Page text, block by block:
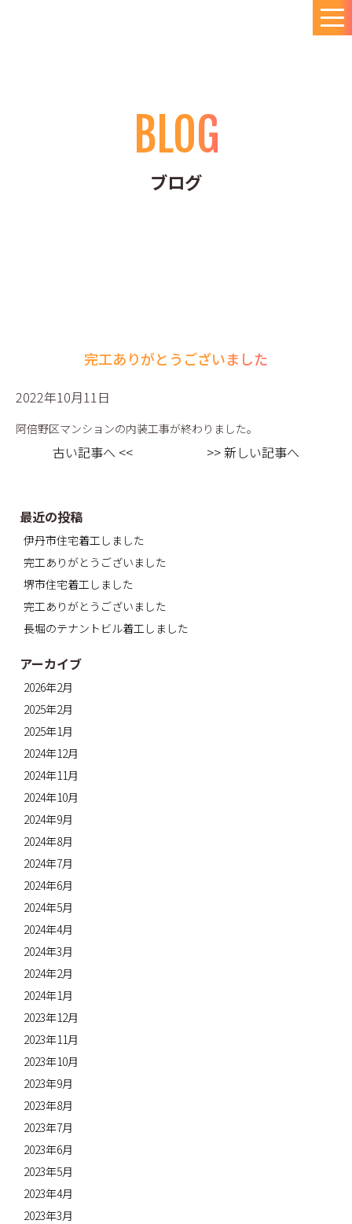
BLOG
ブログ
完工ありがとうございました
2022年10月11日
阿倍野区マンションの内装工事が終わりました。
古い記事へ << >> 新しい記事へ
最近の投稿
伊丹市住宅着工しました
完工ありがとうございました
堺市住宅着工しました
完工ありがとうございました
長堀のテナントビル着工しました
アーカイブ
2026年2月
2025年2月
2025年1月
2024年12月
2024年11月
2024年10月
2024年9月
2024年8月
2024年7月
2024年6月
2024年5月
2024年4月
2024年3月
2024年2月
2024年1月
2023年12月
2023年11月
2023年10月
2023年9月
2023年8月
2023年7月
2023年6月
2023年5月
2023年4月
2023年3月